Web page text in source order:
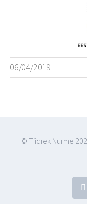
06/04/2019
© Tiidrek Nurme